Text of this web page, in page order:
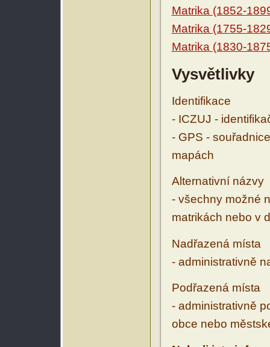
Matrika (1852-
Matrika (1755-
Matrika (1830-
Vysvětlivky
Identifikace
- ICZUJ -
- GPS -
mapách
Alternativní názvy
- všechny možné
matrikách nebo v
Nadřazená místa
- administrativně
Podřazená místa
- administrativně
obce nebo